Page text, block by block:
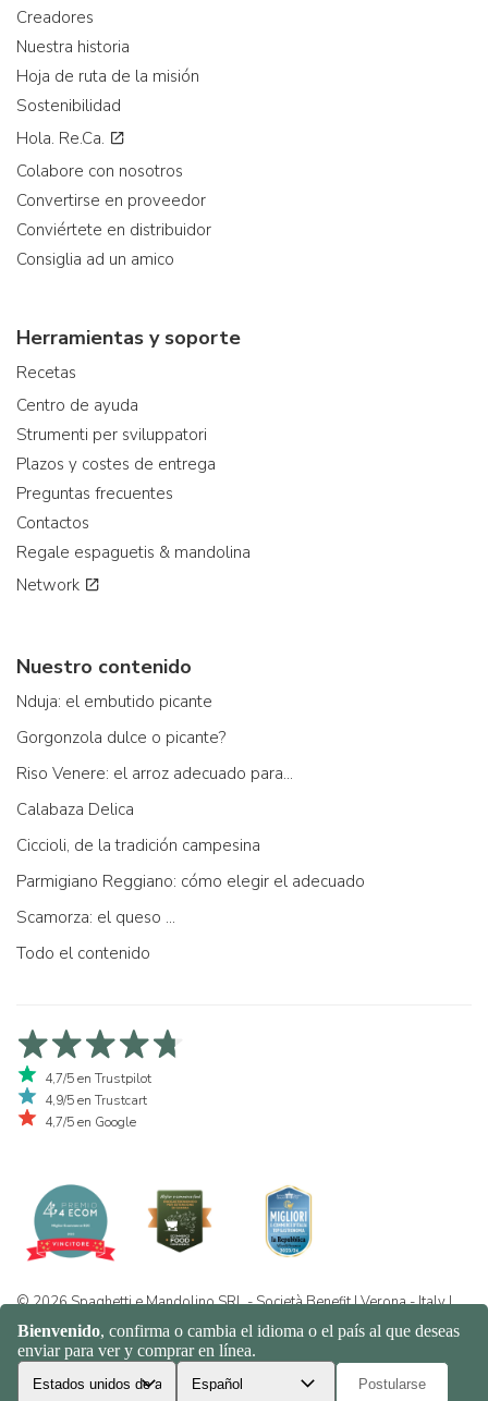
Creadores
Nuestra historia
Hoja de ruta de la misión
Sostenibilidad
Hola. Re.Ca.
Colabore con nosotros
Convertirse en proveedor
Conviértete en distribuidor
Consiglia ad un amico
Herramientas y soporte
Recetas
Centro de ayuda
Strumenti per sviluppatori
Plazos y costes de entrega
Preguntas frecuentes
Contactos
Regale espaguetis & mandolina
Network
Nuestro contenido
Nduja: el embutido picante
Gorgonzola dulce o picante?
Riso Venere: el arroz adecuado para...
Calabaza Delica
Ciccioli, de la tradición campesina
Parmigiano Reggiano: cómo elegir el adecuado
Scamorza: el queso ...
Todo el contenido
4,7/5 en Trustpilot
4,9/5 en Trustcart
4,7/5 en Google
© 2026 Spaghetti e Mandolino SRL - Società Benefit | Verona - Italy |
+39 351 865 9444 | P.I. IT04913730232 | Certificazione BIO: IT-BIO-
016.380-0110744.2026.001 | REA VR-455804 | Política de privacidad
y cookies|Sitemap